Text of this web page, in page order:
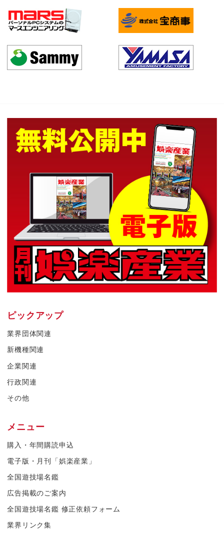
ピックアップ
業界団体関連
新機種関連
企業関連
行政関連
その他
メニュー
購入・年間購読申込
電子版・月刊「娯楽産業」
全国遊技場名鑑
広告掲載のご案内
全国遊技場名鑑 修正依頼フォーム
業界リンク集